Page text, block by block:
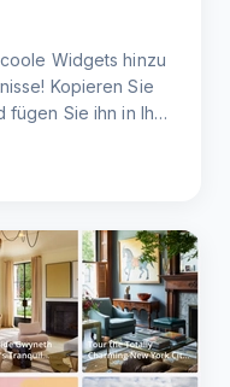
Widgets hinzu
Kopieren Sie
Sie ihn in Ihre